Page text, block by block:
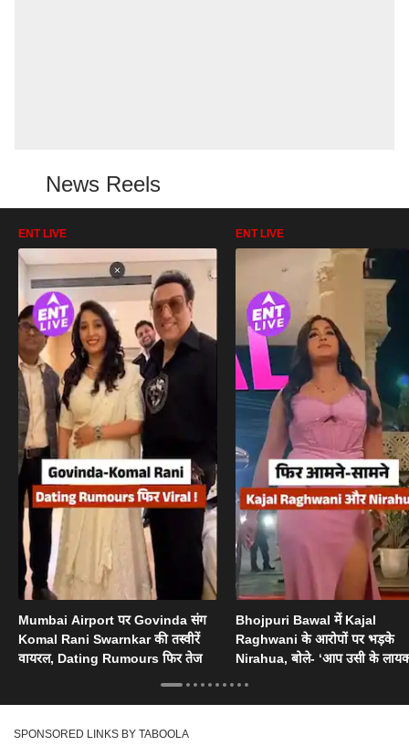
News Reels
ENT LIVE
Mumbai Airport पर Govinda संग
Komal Rani Swarnkar की तस्वीरें
वायरल, Dating Rumours फिर तेज
ENT LIVE
Bhojpuri Bawal में Kajal
Raghwani के आरोपों पर भड़के
Nirahua, बोले- ‘आप उसी के लायक
SPONSORED LINKS BY TABOOLA